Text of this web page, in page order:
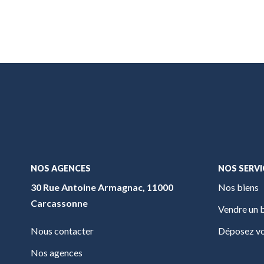
NOS AGENCES
30 Rue Antoine Armagnac, 11000
Carcassonne
Nous contacter
Nos agences
NOS
Nos biens
Vendre un
Déposez